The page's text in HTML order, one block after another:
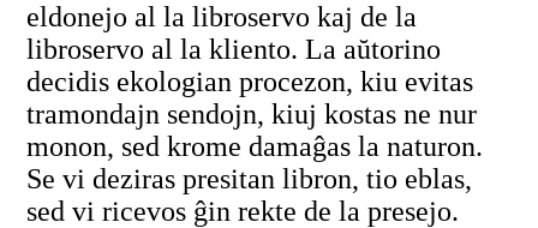
eldonejo al la libroservo kaj de la
libroservo al la kliento. La aŭtorino
decidis ekologian procezon, kiu evitas
tramondajn sendojn, kiuj kostas ne nur
monon, sed krome damaĝas la naturon.
Se vi deziras presitan libron, tio eblas,
sed vi ricevos ĝin rekte de la presejo.